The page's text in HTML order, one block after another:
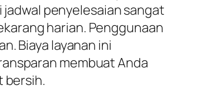
penyelesaian sangat
harian. Penggunaan
Biaya layanan ini
membuat Anda
bersih.